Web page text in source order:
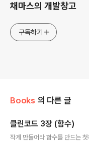
채마스의 개발창고
구독하기
Books 의 다른 글
클린코드 3장 (함수)
작게 만들어라 함수를 만드는